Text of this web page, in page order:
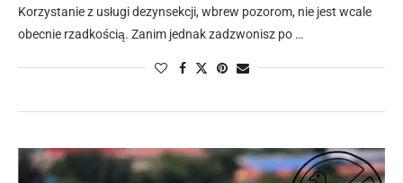
Korzystanie z usługi dezynsekcji, wbrew pozorom, nie jest wcale
obecnie rzadkością. Zanim jednak zadzwonisz po …